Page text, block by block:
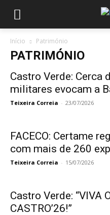
Início Património
PATRIMÓNIO
Castro Verde: Cerca
militares evocam a
Teixeira Correia - 23/07/2026
FACECO: Certame
com mais de 260
Teixeira Correia - 15/07/2026
Castro Verde: “VIVA
CASTRO’26!”